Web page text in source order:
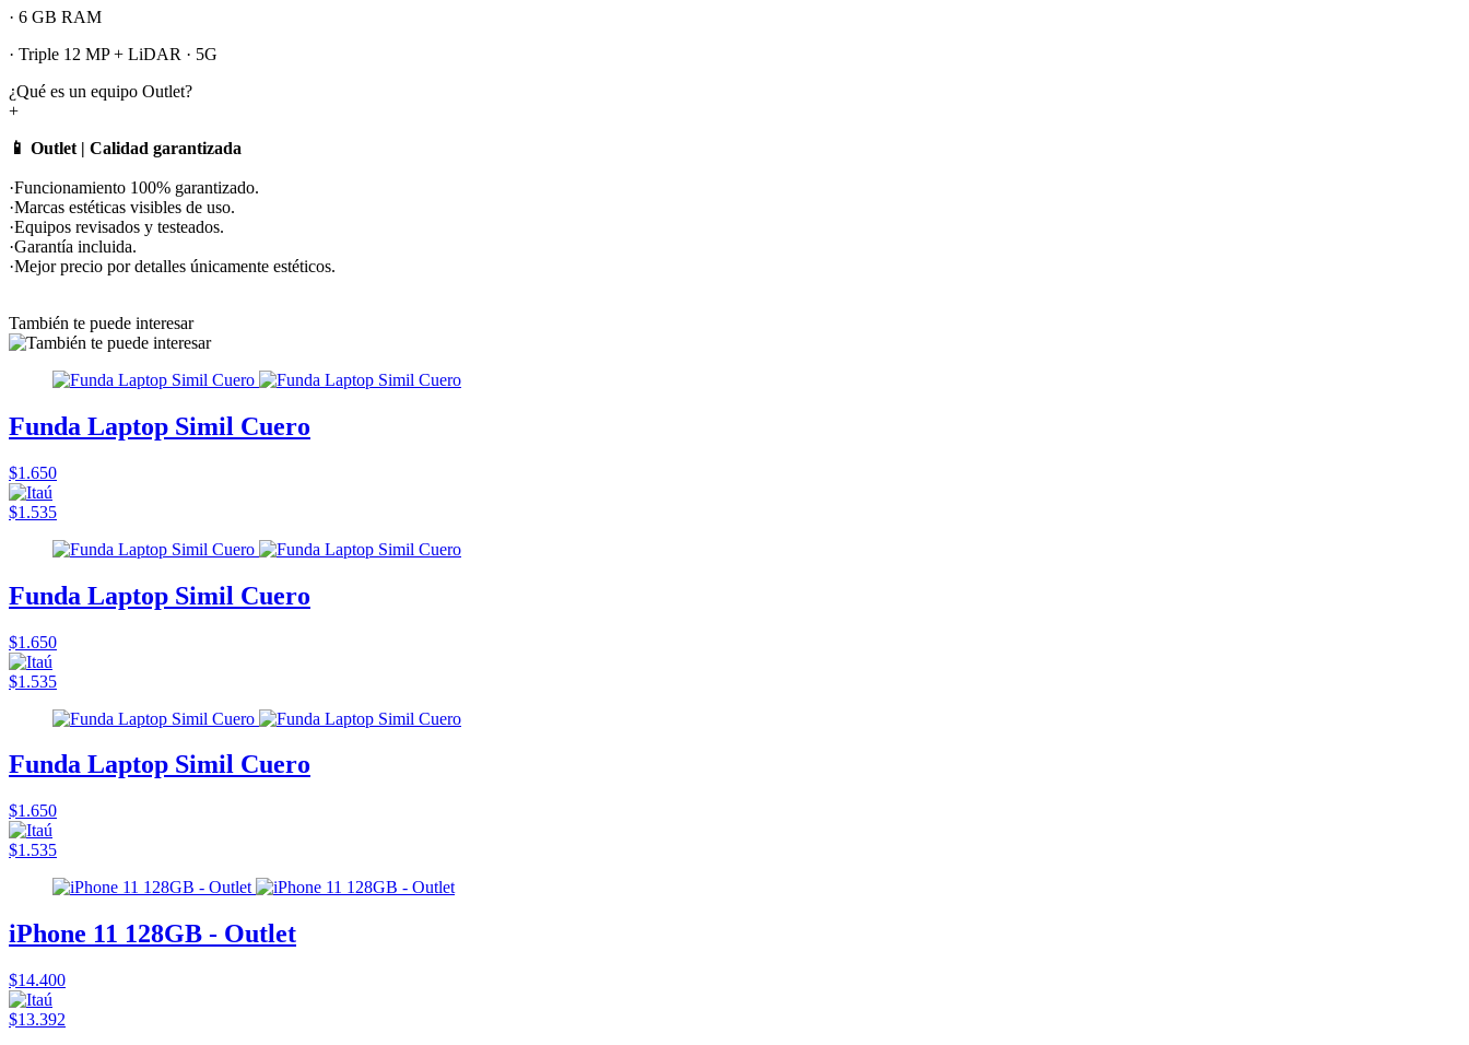
· 6 GB RAM
· Triple 12 MP + LiDAR · 5G
¿Qué es un equipo Outlet?
+
📱 Outlet | Calidad garantizada
·Funcionamiento 100% garantizado.
·Marcas estéticas visibles de uso.
·Equipos revisados y testeados.
·Garantía incluida.
·Mejor precio por detalles únicamente estéticos.
También te puede interesar
Funda Laptop Simil Cuero
$1.650
$1.535
Funda Laptop Simil Cuero
$1.650
$1.535
Funda Laptop Simil Cuero
$1.650
$1.535
iPhone 11 128GB - Outlet
$14.400
$13.392